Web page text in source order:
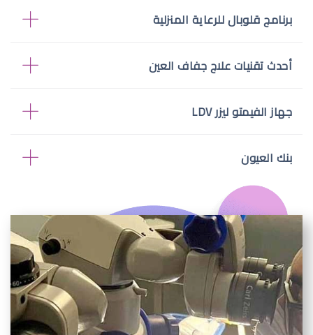
برنامج قلوبال للرعاية المنزلية
أحدث تقنيات علاج جفاف العين
جهاز الفيمتو ليزر LDV
بنك العيون